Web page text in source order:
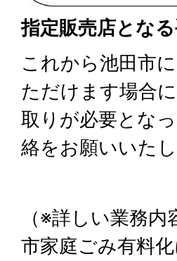
指定販売店とな
これから池田市
ただけます場合
取りが必要とな
絡をお願いいたし
（※詳しい業務
市家庭ごみ有料